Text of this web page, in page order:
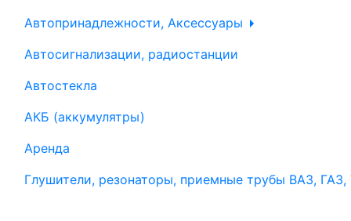
Автопринадлежности, Аксессуары
Автосигнализации, радиостанции
Автостекла
АКБ (аккумулятры)
Аренда
Глушители, резонаторы, приемные трубы ВАЗ, ГАЗ,